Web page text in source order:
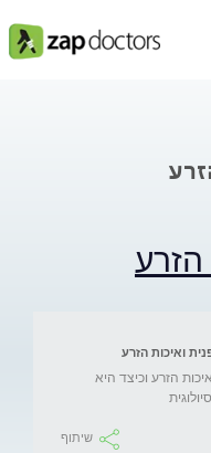
הזרע
הזרע וכיצד היא
שיתוף